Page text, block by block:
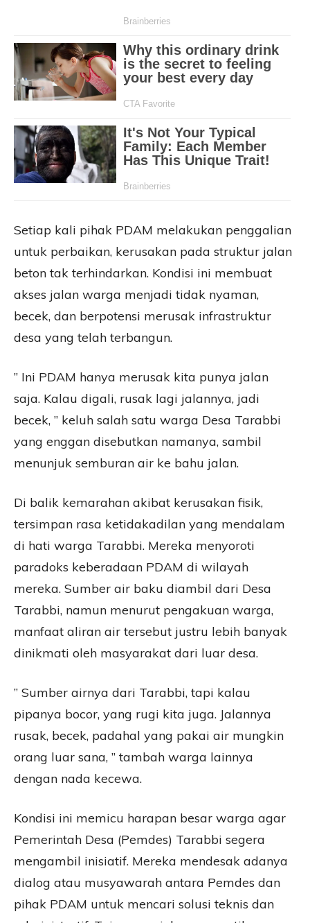
Setiap kali pihak PDAM melakukan penggalian
untuk perbaikan, kerusakan pada struktur jalan
beton tak terhindarkan. Kondisi ini membuat
akses jalan warga menjadi tidak nyaman,
becek, dan berpotensi merusak infrastruktur
desa yang telah terbangun.
” Ini PDAM hanya merusak kita punya jalan
saja. Kalau digali, rusak lagi jalannya, jadi
becek, ” keluh salah satu warga Desa Tarabbi
yang enggan disebutkan namanya, sambil
menunjuk semburan air ke bahu jalan.
Di balik kemarahan akibat kerusakan fisik,
tersimpan rasa ketidakadilan yang mendalam
di hati warga Tarabbi. Mereka menyoroti
paradoks keberadaan PDAM di wilayah
mereka. Sumber air baku diambil dari Desa
Tarabbi, namun menurut pengakuan warga,
manfaat aliran air tersebut justru lebih banyak
dinikmati oleh masyarakat dari luar desa.
” Sumber airnya dari Tarabbi, tapi kalau
pipanya bocor, yang rugi kita juga. Jalannya
rusak, becek, padahal yang pakai air mungkin
orang luar sana, ” tambah warga lainnya
dengan nada kecewa.
Kondisi ini memicu harapan besar warga agar
Pemerintah Desa (Pemdes) Tarabbi segera
mengambil inisiatif. Mereka mendesak adanya
dialog atau musyawarah antara Pemdes dan
pihak PDAM untuk mencari solusi teknis dan